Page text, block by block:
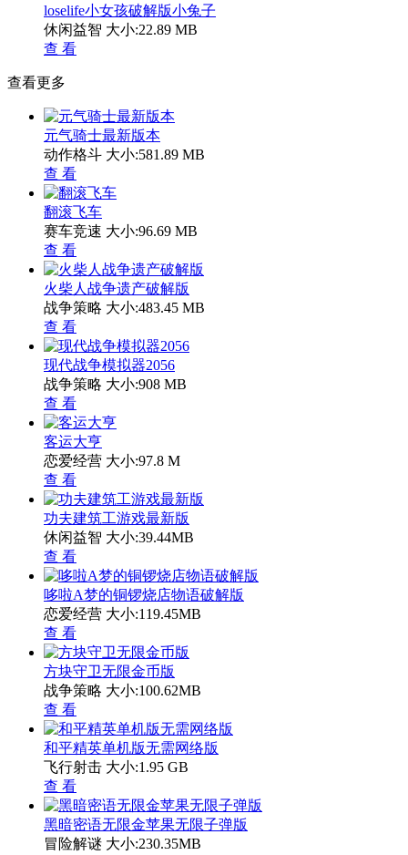
loselife小女孩破解版小兔子
休闲益智 大小:22.89 MB
查 看
查看更多
元气骑士最新版本
动作格斗 大小:581.89 MB
查 看
翻滚飞车
赛车竞速 大小:96.69 MB
查 看
火柴人战争遗产破解版
战争策略 大小:483.45 MB
查 看
现代战争模拟器2056
战争策略 大小:908 MB
查 看
客运大亨
恋爱经营 大小:97.8 M
查 看
功夫建筑工游戏最新版
休闲益智 大小:39.44MB
查 看
哆啦A梦的铜锣烧店物语破解版
恋爱经营 大小:119.45MB
查 看
方块守卫无限金币版
战争策略 大小:100.62MB
查 看
和平精英单机版无需网络版
飞行射击 大小:1.95 GB
查 看
黑暗密语无限金苹果无限子弹版
冒险解谜 大小:230.35MB